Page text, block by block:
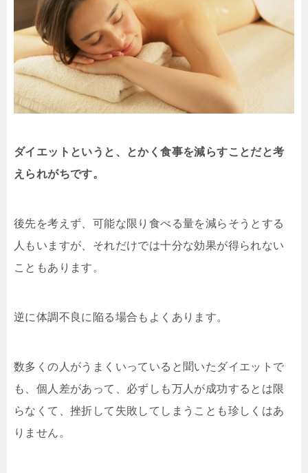
ダイエットというと、とかく食事を減らすことだと考
えられがちです。
後先を考えず、可能な限り食べる量を減らそうとする
人もいますが、それだけでは十分な効果が得られない
こともあります。
逆に体調不良に陥る場合もよくあります。
数多くの人がうまくいっていると聞いたダイエットで
も、個人差があって、必ずしも万人が成功するとは限
らなくて、挫折して失敗してしまうことも珍しくはあ
りません。